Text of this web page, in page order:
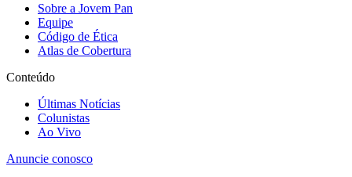
Sobre a Jovem Pan
Equipe
Código de Ética
Atlas de Cobertura
Conteúdo
Últimas Notícias
Colunistas
Ao Vivo
Anuncie conosco